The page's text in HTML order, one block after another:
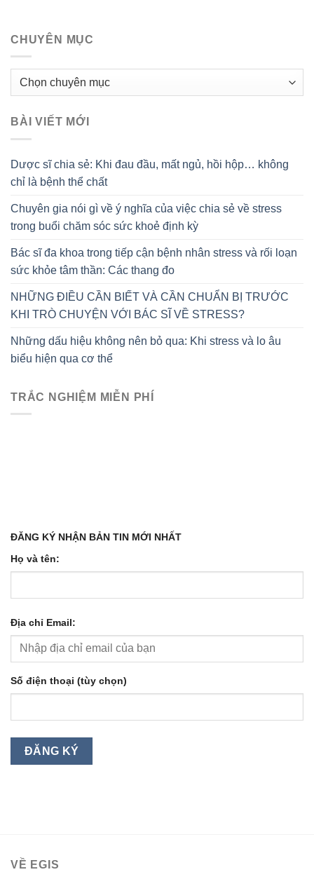
CHUYÊN MỤC
Chuyên
BÀI VIẾT MỚI
Dược sĩ chia sẻ: Khi đau đầu, mất ngủ, hồi hộp… không
chỉ là bệnh thể chất
Chuyên gia nói gì về ý nghĩa của việc chia sẻ về stress
trong buổi chăm sóc sức khoẻ định kỳ
Bác sĩ đa khoa trong tiếp cận bệnh nhân stress và rối loạn
sức khỏe tâm thần: Các thang đo
NHỮNG ĐIỀU CẦN BIẾT VÀ CẦN CHUẨN BỊ TRƯỚC
KHI TRÒ CHUYỆN VỚI BÁC SĨ VỀ STRESS?
Những dấu hiệu không nên bỏ qua: Khi stress và lo âu
biểu hiện qua cơ thể
TRẮC NGHIỆM MIỄN PHÍ
ĐĂNG KÝ NHẬN BẢN TIN MỚI NHẤT
Họ và tên:
Địa chỉ Email:
Số điện thoại (tùy chọn)
VỀ EGIS